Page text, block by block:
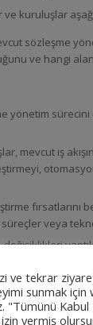
kuruluşlar
sözleşme
ve hangi
yönetim
mevcut iş
fırsatlarını
veya
olup
ve tekrar
sunmak
"Tümünü
izin vermiş